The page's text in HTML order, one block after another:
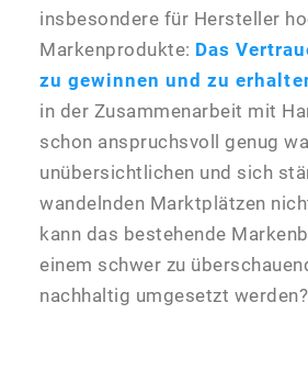
insbesondere für Hersteller
Markenprodukte: Das
zu gewinnen und zu
in der Zusammenarbeit mit
schon anspruchsvoll genug
unübersichtlichen und sich
wandelnden Marktplätzen
kann das bestehende
einem schwer zu
nachhaltig umgesetzt werden?